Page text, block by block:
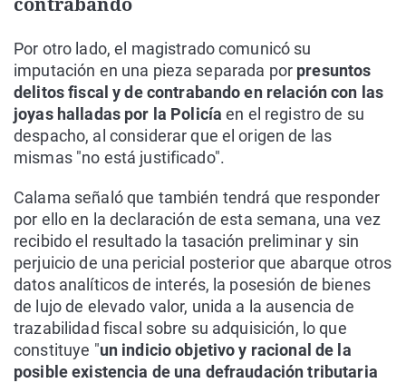
Por otro lado, el magistrado comunicó su
imputación en una pieza separada por presuntos
delitos fiscal y de contrabando en relación con las
joyas halladas por la Policía en el registro de su
despacho, al considerar que el origen de las
mismas "no está justificado".
Calama señaló que también tendrá que responder
por ello en la declaración de esta semana, una vez
recibido el resultado la tasación preliminar y sin
perjuicio de una pericial posterior que abarque otros
datos analíticos de interés, la posesión de bienes
de lujo de elevado valor, unida a la ausencia de
trazabilidad fiscal sobre su adquisición, lo que
constituye "un indicio objetivo y racional de la
posible existencia de una defraudación tributaria